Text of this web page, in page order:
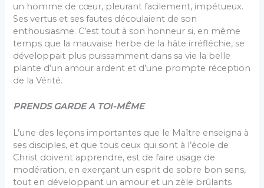
un homme de cœur, pleurant facilement, impétueux.
Ses vertus et ses fautes découlaient de son
enthousiasme. C’est tout à son honneur si, en même
temps que la mauvaise herbe de la hâte irréfléchie, se
développait plus puissamment dans sa vie la belle
plante d’un amour ardent et d’une prompte réception
de la Vérité.
PRENDS GARDE A TOI-MÊME
L’une des leçons importantes que le Maître enseigna à
ses disciples, et que tous ceux qui sont à l’école de
Christ doivent apprendre, est de faire usage de
modération, en exerçant un esprit de sobre bon sens,
tout en développant un amour et un zèle brûlants